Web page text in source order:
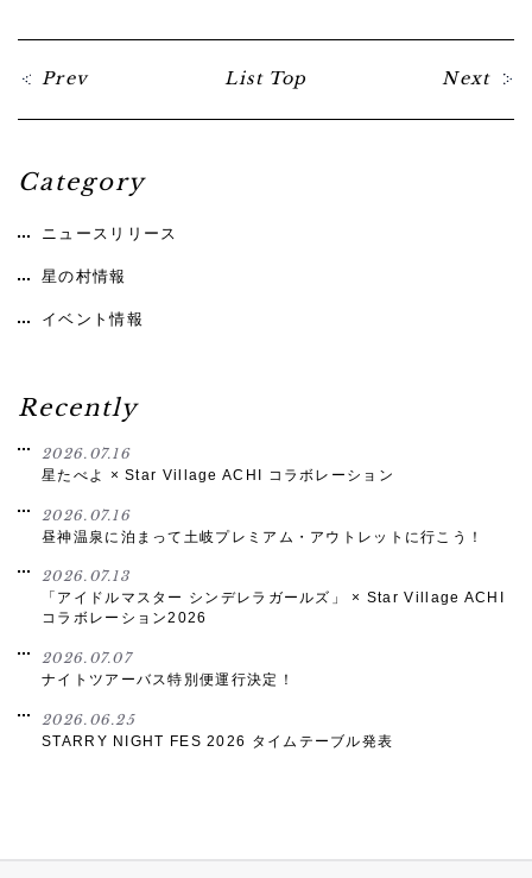
Prev List Top Next
Category
ニュースリリース
星の村情報
イベント情報
Recently
2026.07.16
星たべよ × Star Village ACHI コラボレーション
2026.07.16
昼神温泉に泊まって土岐プレミアム・アウトレットに行こう！
2026.07.13
「アイドルマスター シンデレラガールズ」 × Star Village ACHI
コラボレーション2026
2026.07.07
ナイトツアーバス特別便運行決定！
2026.06.25
STARRY NIGHT FES 2026 タイムテーブル発表